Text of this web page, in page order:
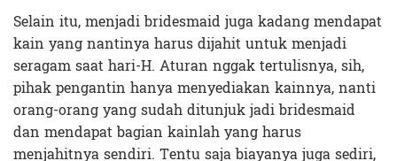
Selain itu, menjadi bridesmaid juga kadang mendapat
kain yang nantinya harus dijahit untuk menjadi
seragam saat hari-H. Aturan nggak tertulisnya, sih,
pihak pengantin hanya menyediakan kainnya, nanti
orang-orang yang sudah ditunjuk jadi bridesmaid
dan mendapat bagian kainlah yang harus
menjahitnya sendiri. Tentu saja biayanya juga sediri,